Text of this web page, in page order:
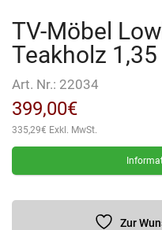
TV-Möbel
Teakholz
Art. Nr.: 22034
399,00€
335,29€ Exkl. MwSt.
Zur